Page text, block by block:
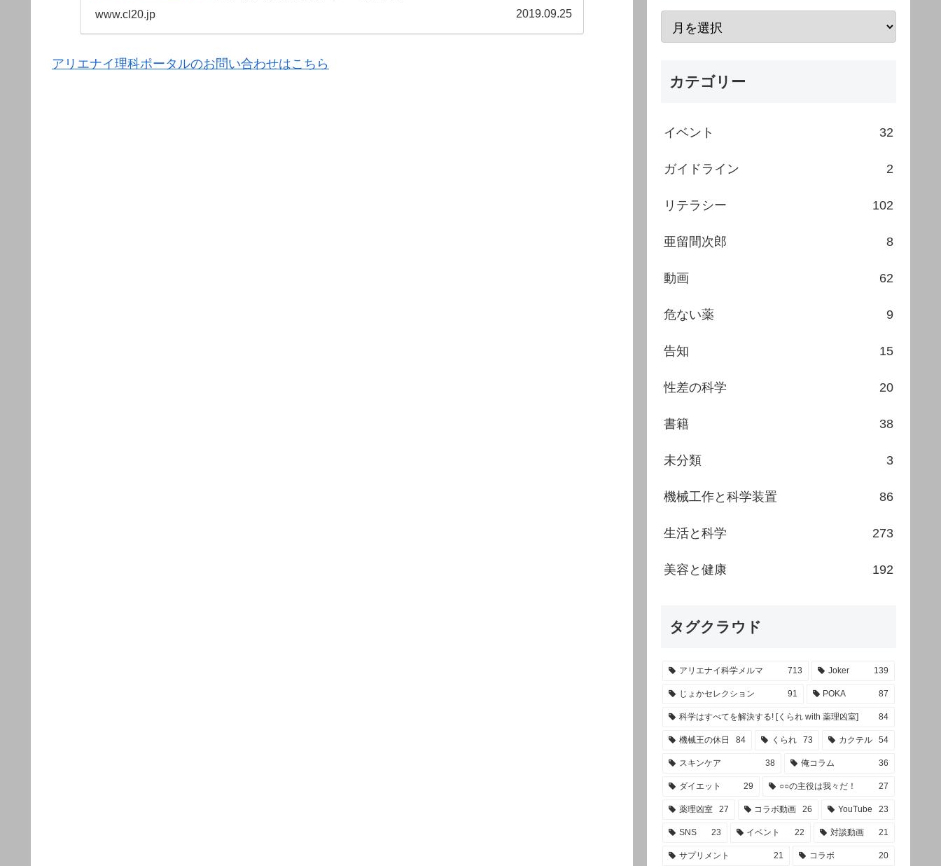
www.cl20.jp 2019.09.25
アリエナイ理科ポータルのお問い合わせはこちら
カテゴリー
イベント 32
ガイドライン 2
リテラシー 102
亜留間次郎 8
動画 62
危ない薬 9
告知 15
性差の科学 20
書籍 38
未分類 3
機械工作と科学装置 86
生活と科学 273
美容と健康 192
タグクラウド
アリエナイ科学メルマ 713 Joker 139
じょかセレクション 91 POKA 87
科学はすべてを解決する! [くられ with 薬理凶室] 84
機械王の休日 84 くられ 73 カクテル 54
スキンケア 38 俺コラム 36
ダイエット 29 ○○の主役は我々だ！ 27
薬理凶室 27 コラボ動画 26 YouTube 23
SNS 23 イベント 22 対談動画 21
サプリメント 21 コラボ 20